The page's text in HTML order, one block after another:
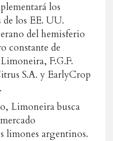
los
los EE. UU.
del hemisferio
constante de
F.G.F.
S.A. y EarlyCrop
Limoneira busca
limones argentinos.